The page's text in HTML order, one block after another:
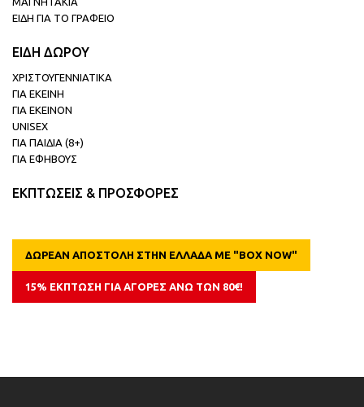
ΕΙΔΗ ΓΙΑ ΤΟ ΓΡΑΦΕΙΟ
ΕΙΔΗ ΔΩΡΟΥ
ΧΡΙΣΤΟΥΓΕΝΝΙΑΤΙΚΑ
ΓΙΑ ΕΚΕΙΝΗ
ΓΙΑ ΕΚΕΙΝΟΝ
UNISEX
ΓΙΑ ΠΑΙΔΙΑ (8+)
ΓΙΑ ΕΦΗΒΟΥΣ
ΕΚΠΤΩΣΕΙΣ & ΠΡΟΣΦΟΡΕΣ
ΔΩΡΕΑΝ ΑΠΟΣΤΟΛΗ ΣΤΗΝ ΕΛΛΑΔΑ ΜΕ "BOX NOW"
15% ΕΚΠΤΩΣΗ ΓΙΑ ΑΓΟΡΕΣ ΑΝΩ ΤΩΝ 80€!